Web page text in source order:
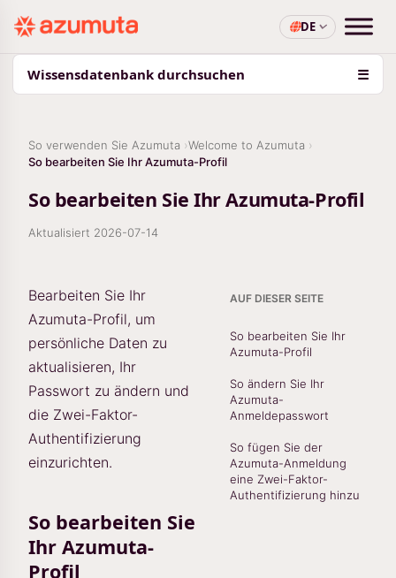
DE
Wissensdatenbank durchsuchen ☰
So verwenden Sie Azumuta
Welcome to Azumuta
So bearbeiten Sie Ihr Azumuta-Profil
So bearbeiten Sie Ihr Azumuta-Profil
Aktualisiert 2026-07-14
Bearbeiten Sie Ihr
Azumuta-Profil, um
persönliche Daten zu
aktualisieren, Ihr
Passwort zu ändern und
die Zwei-Faktor-
Authentifizierung
einzurichten.
So bearbeiten Sie
Ihr Azumuta-
Profil
AUF DIESER SEITE
So bearbeiten Sie Ihr
Azumuta-Profil
So ändern Sie Ihr
Azumuta-
Anmeldepasswort
So fügen Sie der
Azumuta-Anmeldung
eine Zwei-Faktor-
Authentifizierung hinzu